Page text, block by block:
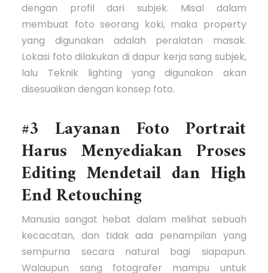
dengan profil dari subjek. Misal dalam
membuat foto seorang koki, maka property
yang digunakan adalah peralatan masak.
Lokasi foto dilakukan di dapur kerja sang subjek,
lalu Teknik lighting yang digunakan akan
disesuaikan dengan konsep foto.
#3 Layanan Foto Portrait
Harus Menyediakan Proses
Editing Mendetail dan High
End Retouching
Manusia sangat hebat dalam melihat sebuah
kecacatan, dan tidak ada penampilan yang
sempurna secara natural bagi siapapun.
Walaupun sang fotografer mampu untuk